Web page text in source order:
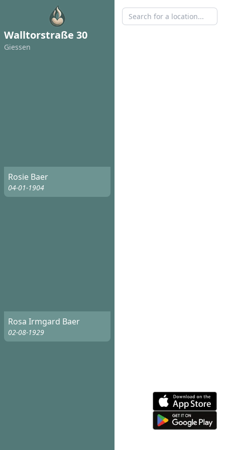
Walltorstraße 30
Giessen
Rosie Baer
04-01-1904
Rosa Irmgard Baer
02-08-1929